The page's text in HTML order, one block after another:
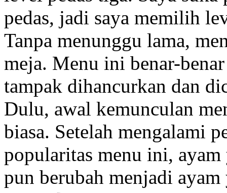
pedas, jadi saya memilih
Tanpa menunggu lama,
meja. Menu ini benar-
tampak dihancurkan dan
Dulu, awal kemunculan
biasa. Setelah mengalami
popularitas menu ini,
pun berubah menjadi